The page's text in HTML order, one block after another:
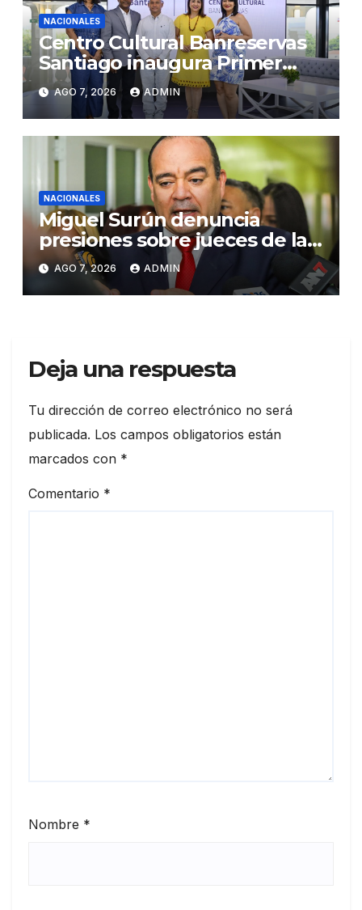
NACIONALES
Centro Cultural Banreservas
Santiago inaugura Primer
Congreso de Artesanos de
Santiago
AGO 7, 2026 ADMIN
NACIONALES
Miguel Surún denuncia
presiones sobre jueces de la
Suprema Corte de Justicia
AGO 7, 2026 ADMIN
Deja una respuesta
Tu dirección de correo electrónico no será
publicada. Los campos obligatorios están
marcados con *
Comentario *
Nombre *